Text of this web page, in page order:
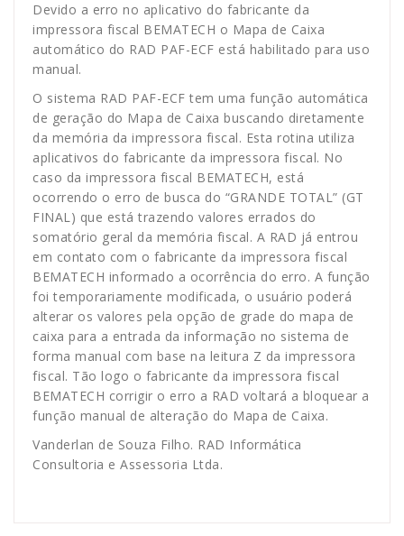
Devido a erro no aplicativo do fabricante da
impressora fiscal BEMATECH o Mapa de Caixa
automático do RAD PAF-ECF está habilitado para uso
manual.
O sistema RAD PAF-ECF tem uma função automática
de geração do Mapa de Caixa buscando diretamente
da memória da impressora fiscal. Esta rotina utiliza
aplicativos do fabricante da impressora fiscal. No
caso da impressora fiscal BEMATECH, está
ocorrendo o erro de busca do “GRANDE TOTAL” (GT
FINAL) que está trazendo valores errados do
somatório geral da memória fiscal. A RAD já entrou
em contato com o fabricante da impressora fiscal
BEMATECH informado a ocorrência do erro. A função
foi temporariamente modificada, o usuário poderá
alterar os valores pela opção de grade do mapa de
caixa para a entrada da informação no sistema de
forma manual com base na leitura Z da impressora
fiscal. Tão logo o fabricante da impressora fiscal
BEMATECH corrigir o erro a RAD voltará a bloquear a
função manual de alteração do Mapa de Caixa.
Vanderlan de Souza Filho. RAD Informática
Consultoria e Assessoria Ltda.